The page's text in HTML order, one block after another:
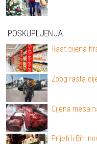
POSKUPLJENJA
Rast cijena
Zbog rasta
Cijena mesa
Prijeti li BiH